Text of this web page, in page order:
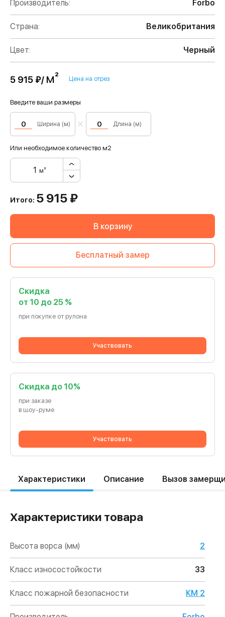
Производитель: Forbo
Страна: Великобритания
Цвет: Черный
5 915 ₽/ м² Цена на отрез
Введите ваши размеры
Ширина (м) Длина (м)
Или необходимое количество м2
м²
Итого: 5 915 ₽
В корзину
Бесплатный замер
Скидка
от 10 до 25 %
при покупке от рулона
Участвовать
Cкидка до 10%
при заказе
в шоу-руме
Участвовать
Характеристики Описание Вызов
Характеристики товара
Высота ворса (мм) 2
Класс износостойкости 33
Класс пожарной безопасности КМ 2